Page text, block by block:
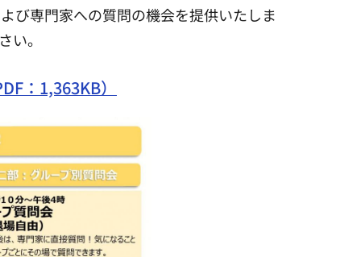
び専門家への質問の機会を提供いたしま
い。
：1,363KB）